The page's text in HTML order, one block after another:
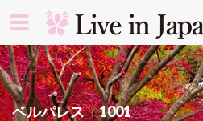
ベルパレス 1001